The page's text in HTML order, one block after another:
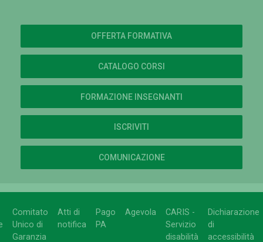
OFFERTA FORMATIVA
CATALOGO CORSI
FORMAZIONE INSEGNANTI
ISCRIVITI
COMUNICAZIONE
Comitato
Unico di
Garanzia
Atti di
notifica
Pago
PA
Agevola
CARIS -
Servizio
disabilità
Dichiarazione
di
accessibilità